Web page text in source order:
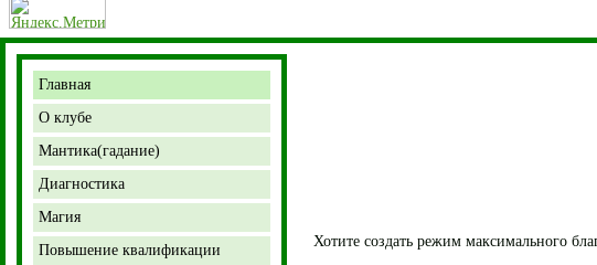
Главная
О клубе
Мантика(гадание)
Диагностика
Магия
Повышение квалификации
Хотите создать режим максимального